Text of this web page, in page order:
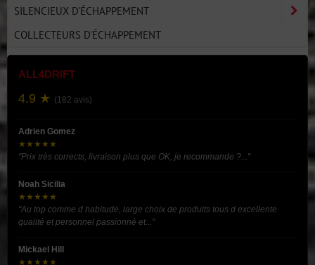
SILENCIEUX D'ÉCHAPPEMENT
COLLECTEURS D'ÉCHAPPEMENT
ALL4DRIFT
4.9 ★ (182 avis)
Adrien Gomez
★★★★★
"Prix très corrects, livraison plus que OK, je recommande ?..."
Noah Sicilia
★★★★★
"Au top comme d habitude, large choix de produits tous d excellente
qualité et personnel passionné et..."
Mickael Hill
★★★★★